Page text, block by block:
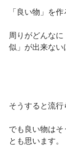
「良い物」を作
周りがどんな
似」が出来ない
そうすると流行
でも良い物は
とも思います。